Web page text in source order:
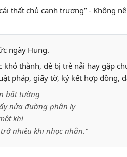
thất chủ canh trương” - Không
ngày Hung.
khó thành, dễ bị trễ nải hay gặp
pháp, giấy tờ, ký kết hợp đồng,
bất tường
nửa đường phân ly
khi
nhiều khi nhọc nhằn.”